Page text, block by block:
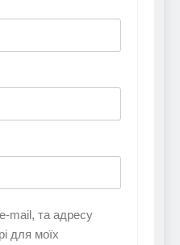
mail, та адресу
для моїх